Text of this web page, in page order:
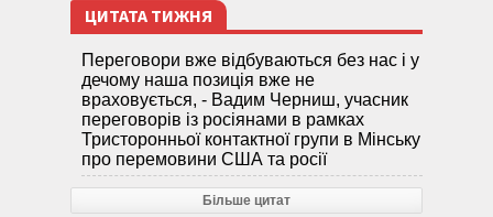
ЦИТАТА ТИЖНЯ
Переговори вже відбуваються без нас і у
дечому наша позиція вже не
враховується, - Вадим Черниш, учасник
переговорів із росіянами в рамках
Тристоронньої контактної групи в Мінську
про перемовини США та росії
Більше цитат